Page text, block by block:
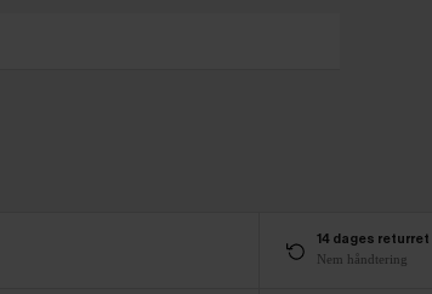
14 dages returret
Nem håndtering